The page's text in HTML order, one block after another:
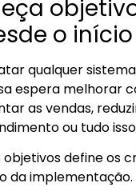
o início
qualquer
espera melhorar
as vendas,
ou tudo
define os
da implementação.